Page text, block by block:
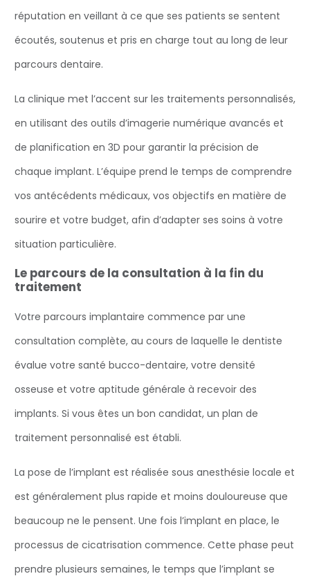
réputation en veillant à ce que ses patients se sentent
écoutés, soutenus et pris en charge tout au long de leur
parcours dentaire.
La clinique met l’accent sur les traitements personnalisés,
en utilisant des outils d’imagerie numérique avancés et
de planification en 3D pour garantir la précision de
chaque implant. L’équipe prend le temps de comprendre
vos antécédents médicaux, vos objectifs en matière de
sourire et votre budget, afin d’adapter ses soins à votre
situation particulière.
Le parcours de la consultation à la fin du
traitement
Votre parcours implantaire commence par une
consultation complète, au cours de laquelle le dentiste
évalue votre santé bucco-dentaire, votre densité
osseuse et votre aptitude générale à recevoir des
implants. Si vous êtes un bon candidat, un plan de
traitement personnalisé est établi.
La pose de l’implant est réalisée sous anesthésie locale et
est généralement plus rapide et moins douloureuse que
beaucoup ne le pensent. Une fois l’implant en place, le
processus de cicatrisation commence. Cette phase peut
prendre plusieurs semaines, le temps que l’implant se